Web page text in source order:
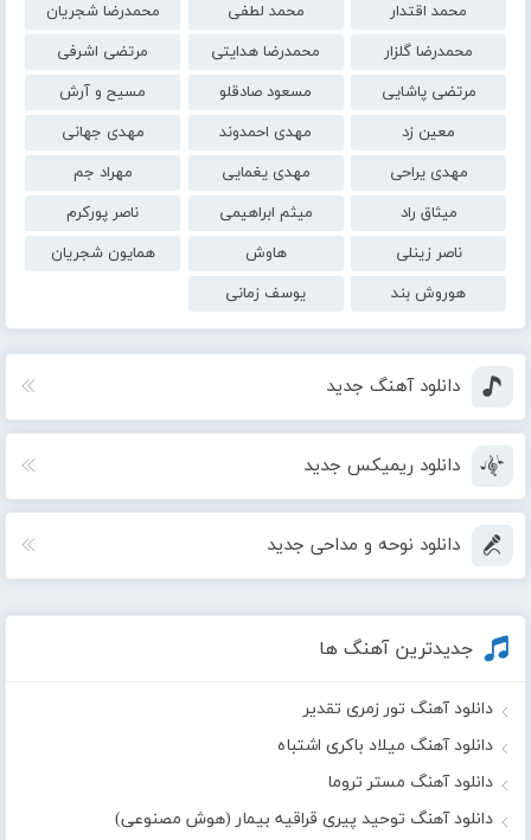
محمد اقتدار
محمد لطفی
محمدرضا شجریان
محمدرضا گلزار
محمدرضا هدایتی
مرتضی اشرفی
مرتضی پاشایی
مسعود صادقلو
مسیح و آرش
معین زد
مهدی احمدوند
مهدی جهانی
مهدی یراحی
مهدی یغمایی
مهراد جم
میثاق راد
میثم ابراهیمی
ناصر پورکرم
ناصر زینلی
هاوش
همایون شجریان
هوروش بند
یوسف زمانی
دانلود آهنگ جدید
دانلود ریمیکس جدید
دانلود نوحه و مداحی جدید
جدیدترین آهنگ ها
دانلود آهنگ تور زمری تقدیر
دانلود آهنگ میلاد باکری اشتباه
دانلود آهنگ مستر تروما
دانلود آهنگ توحید پیری قراقیه بیمار (هوش مصنوعی)